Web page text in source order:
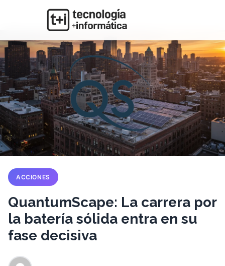
ACCIONES
QuantumScape: La carrera por
la batería sólida entra en su
fase decisiva